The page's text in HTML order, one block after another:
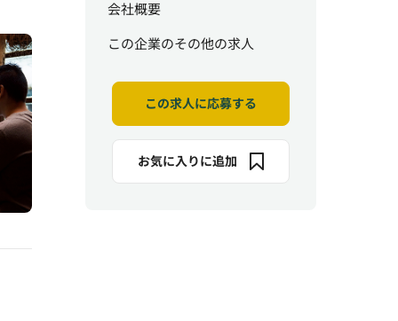
会社概要
この企業のその他の求人
この求人に応募する
お気に入りに追加